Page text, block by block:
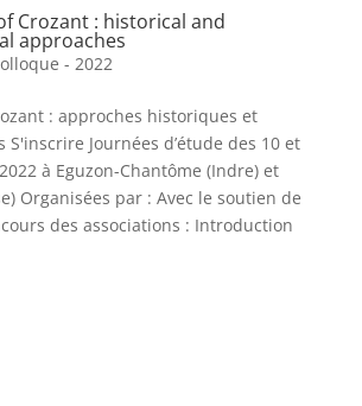
Crozant : historical and
approaches
- 2022
: approches historiques et
S'inscrire Journées d’étude des 10 et
à Eguzon-Chantôme (Indre) et
Organisées par : Avec le soutien de
des associations : Introduction